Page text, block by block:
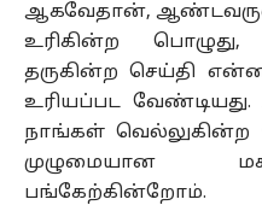
ஆகவேதான்,
உரிகின்ற
தருகின்ற செய்தி
உரியப்பட
நாங்கள் வெல்லுகின்ற
முழுமையான
பங்கேற்கின்றோம்.